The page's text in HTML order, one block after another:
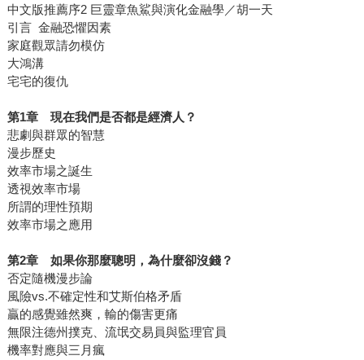
中文版推薦序2 巨靈章魚鯊與演化金融學／胡一天
引言 金融恐懼因素
家庭觀眾請勿模仿
大鴻溝
宅宅的復仇
第1章 現在我們是否都是經濟人？
悲劇與群眾的智慧
漫步歷史
效率市場之誕生
透視效率市場
所謂的理性預期
效率市場之應用
第2章 如果你那麼聰明，為什麼卻沒錢？
否定隨機漫步論
風險vs.不確定性和艾斯伯格矛盾
贏的感覺雖然爽，輸的傷害更痛
無限注德州撲克、流氓交易員與監理官員
機率對應與三月瘋